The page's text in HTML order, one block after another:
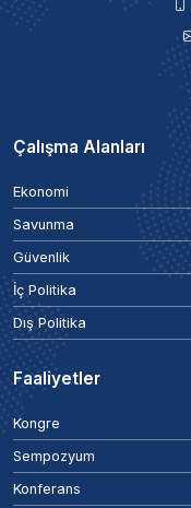
Çalışma Alanları
Ekonomi
Savunma
Güvenlik
İç Politika
Dış Politika
Faaliyetler
Kongre
Sempozyum
Konferans